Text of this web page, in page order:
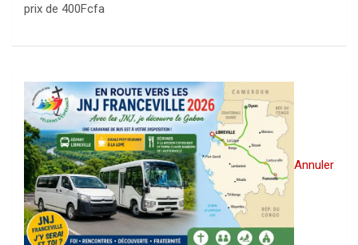
prix de 400Fcfa
Annuler